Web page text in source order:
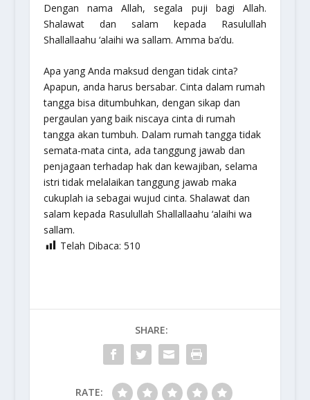
Dengan nama Allah, segala puji bagi Allah.
Shalawat dan salam kepada Rasulullah
Shallallaahu ‘alaihi wa sallam. Amma ba’du.
Apa yang Anda maksud dengan tidak cinta?
Apapun, anda harus bersabar. Cinta dalam rumah
tangga bisa ditumbuhkan, dengan sikap dan
pergaulan yang baik niscaya cinta di rumah
tangga akan tumbuh. Dalam rumah tangga tidak
semata-mata cinta, ada tanggung jawab dan
penjagaan terhadap hak dan kewajiban, selama
istri tidak melalaikan tanggung jawab maka
cukuplah ia sebagai wujud cinta. Shalawat dan
salam kepada Rasulullah Shallallaahu ‘alaihi wa
sallam.
Telah Dibaca: 510
SHARE:
RATE: